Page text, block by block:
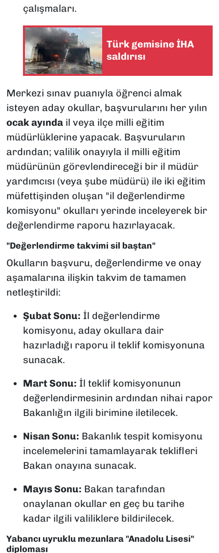
çalışmaları.
Türk gemisine İHA
saldırısı
Merkezi sınav puanıyla öğrenci almak
isteyen aday okullar, başvurularını her yılın
ocak ayındail veya ilçe milli eğitim
müdürlüklerine yapacak. Başvuruların
ardından; valilik onayıyla il milli eğitim
müdürünün görevlendireceği bir il müdür
yardımcısı (veya şube müdürü) ile iki eğitim
müfettişinden oluşan "il değerlendirme
komisyonu" okulları yerinde inceleyerek bir
değerlendirme raporu hazırlayacak.
"Değerlendirme takvimi sil baştan"
Okulların başvuru, değerlendirme ve onay
aşamalarına ilişkin takvim de tamamen
netleştirildi:
Şubat Sonu: İl değerlendirme
komisyonu, aday okullara dair
hazırladığı raporu il teklif komisyonuna
sunacak.
Mart Sonu: İl teklif komisyonunun
değerlendirmesinin ardından nihai rapor
Bakanlığın ilgili birimine iletilecek.
Nisan Sonu: Bakanlık tespit komisyonu
incelemelerini tamamlayarak teklifleri
Bakan onayına sunacak.
Mayıs Sonu: Bakan tarafından
onaylanan okullar en geç bu tarihe
kadar ilgili valiliklere bildirilecek.
Yabancı uyruklu mezunlara "Anadolu Lisesi"
diploması